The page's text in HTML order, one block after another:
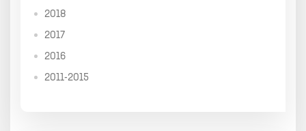
2018
2017
2016
2011-2015